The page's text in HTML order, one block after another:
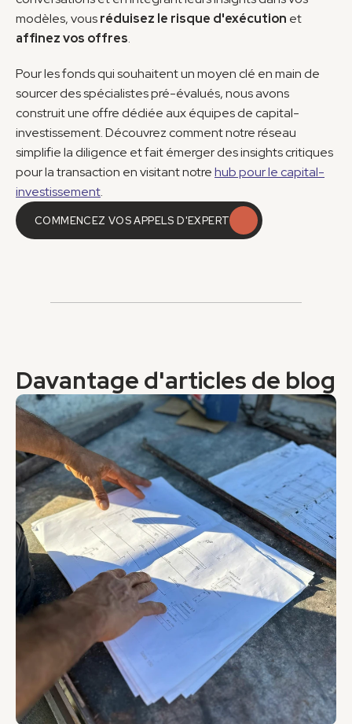
modèles, vous réduisez le risque d'exécution
affinez vos offres.
Pour les fonds qui souhaitent un moyen clé en main de
sourcer des spécialistes pré-évalués, nous avons
construit une offre dédiée aux équipes de capital-
investissement. Découvrez comment notre réseau
simplifie la diligence et fait émerger des insights critiques
pour la transaction en visitant notre hub pour le capital-
investissement.
COMMENCEZ VOS APPELS D'EXPERT
Davantage d'articles de blog